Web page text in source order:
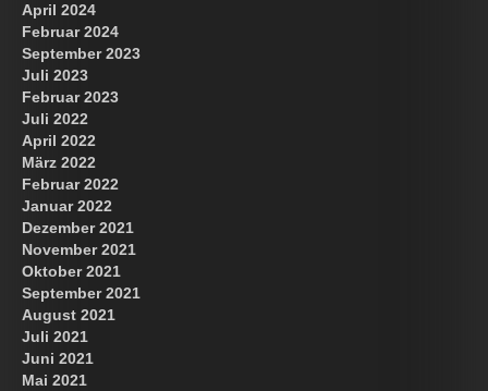
April 2024
Februar 2024
September 2023
Juli 2023
Februar 2023
Juli 2022
April 2022
März 2022
Februar 2022
Januar 2022
Dezember 2021
November 2021
Oktober 2021
September 2021
August 2021
Juli 2021
Juni 2021
Mai 2021